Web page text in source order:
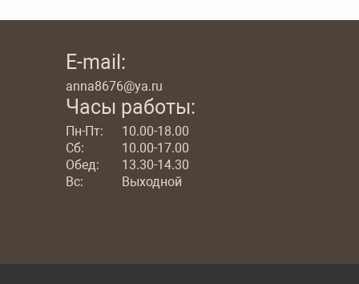
E-mail:
anna8676@ya.ru
Часы работы:
Пн-Пт:
10.00-18.00
Сб:
10.00-17.00
Обед:
13.30-14.30
Вс:
Выходной